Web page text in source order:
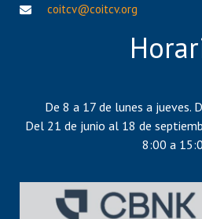
coitcv@coitcv.org
De 8 a 17 de lunes a jueves.
Del 21 de junio al 18 de
8:00 a